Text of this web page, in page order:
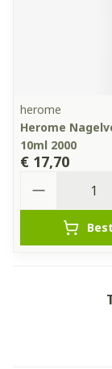
herome
Herome
10ml 2000
€ 17,70